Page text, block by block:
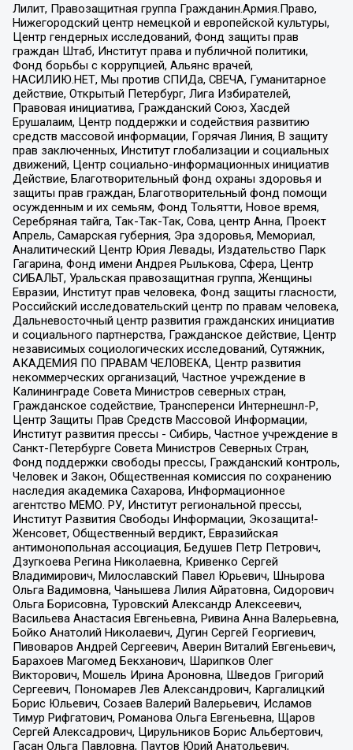
Лилит, Правозащитная группа Гражданин.Армия.Право,
Нижегородский центр немецкой и европейской культуры,
Центр гендерных исследований, Фонд защиты прав
граждан Штаб, Институт права и публичной политики,
Фонд борьбы с коррупцией, Альянс врачей,
НАСИЛИЮ.НЕТ, Мы против СПИДа, СВЕЧА, Гуманитарное
действие, Открытый Петербург, Лига Избирателей,
Правовая инициатива, Гражданский Союз, Хасдей
Ерушалаим, Центр поддержки и содействия развитию
средств массовой информации, Горячая Линия, В защиту
прав заключенных, Институт глобализации и социальных
движений, Центр социально-информационных инициатив
Действие, Благотворительный фонд охраны здоровья и
защиты прав граждан, Благотворительный фонд помощи
осужденным и их семьям, Фонд Тольятти, Новое время,
Серебряная тайга, Так-Так-Так, Сова, центр Анна, Проект
Апрель, Самарская губерния, Эра здоровья, Мемориал,
Аналитический Центр Юрия Левады, Издательство Парк
Гагарина, Фонд имени Андрея Рылькова, Сфера, Центр
СИБАЛЬТ, Уральская правозащитная группа, Женщины
Евразии, Институт прав человека, Фонд защиты гласности,
Российский исследовательский центр по правам человека,
Дальневосточный центр развития гражданских инициатив
и социального партнерства, Гражданское действие, Центр
независимых социологических исследований, Сутяжник,
АКАДЕМИЯ ПО ПРАВАМ ЧЕЛОВЕКА, Центр развития
некоммерческих организаций, Частное учреждение в
Калининграде Совета Министров северных стран,
Гражданское содействие, Трансперенси Интернешнл-Р,
Центр Защиты Прав Средств Массовой Информации,
Институт развития прессы - Сибирь, Частное учреждение в
Санкт-Петербурге Совета Министров Северных Стран,
Фонд поддержки свободы прессы, Гражданский контроль,
Человек и Закон, Общественная комиссия по сохранению
наследия академика Сахарова, Информационное
агентство МЕМО. РУ, Институт региональной прессы,
Институт Развития Свободы Информации, Экозащита!-
Женсовет, Общественный вердикт, Евразийская
антимонопольная ассоциация, Бедушев Петр Петрович,
Дзугкоева Регина Николаевна, Кривенко Сергей
Владимирович, Милославский Павел Юрьевич, Шнырова
Ольга Вадимовна, Чанышева Лилия Айратовна, Сидорович
Ольга Борисовна, Туровский Александр Алексеевич,
Васильева Анастасия Евгеньевна, Ривина Анна Валерьевна,
Бойко Анатолий Николаевич, Дугин Сергей Георгиевич,
Пивоваров Андрей Сергеевич, Аверин Виталий Евгеньевич,
Барахоев Магомед Бекханович, Шарипков Олег
Викторович, Мошель Ирина Ароновна, Шведов Григорий
Сергеевич, Пономарев Лев Александрович, Каргалицкий
Борис Юльевич, Созаев Валерий Валерьевич, Исламов
Тимур Рифгатович, Романова Ольга Евгеньевна, Щаров
Сергей Алексадрович, Цирульников Борис Альбертович,
Гасан Ольга Павловна, Паутов Юрий Анатольевич,